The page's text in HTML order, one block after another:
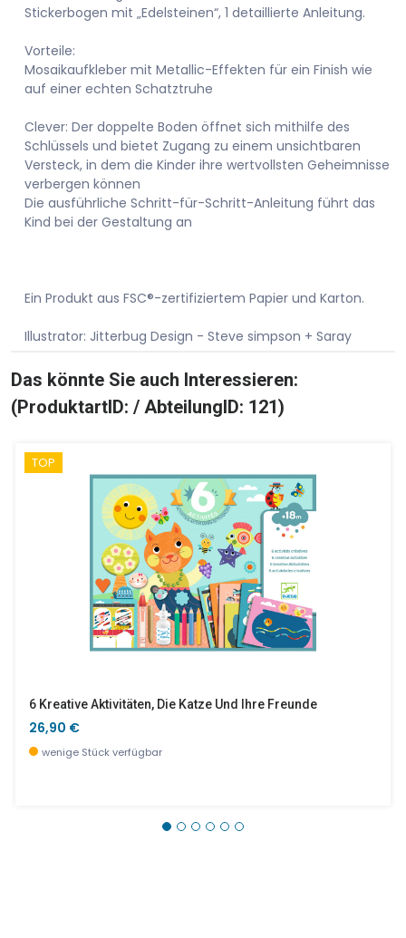
Stickerbogen mit „Edelsteinen“, 1 detaillierte Anleitung.
Vorteile:
Mosaikaufkleber mit Metallic-Effekten für ein Finish wie
auf einer echten Schatztruhe
Clever: Der doppelte Boden öffnet sich mithilfe des
Schlüssels und bietet Zugang zu einem unsichtbaren
Versteck, in dem die Kinder ihre wertvollsten Geheimnisse
verbergen können
Die ausführliche Schritt-für-Schritt-Anleitung führt das
Kind bei der Gestaltung an
Ein Produkt aus FSC®-zertifiziertem Papier und Karton.
Illustrator: Jitterbug Design - Steve simpson + Saray
Das könnte Sie auch Interessieren:
(ProduktartID: / AbteilungID: 121)
TOP
6 Kreative Aktivitäten, Die Katze Und Ihre Freunde
26,90 €
wenige Stück verfügbar